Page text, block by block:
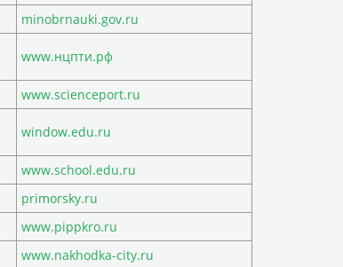
minobrnauki.gov.ru
www.нцпти.рф
www.scienceport.ru
window.edu.ru
www.school.edu.ru
primorsky.ru
www.pippkro.ru
www.nakhodka-city.ru